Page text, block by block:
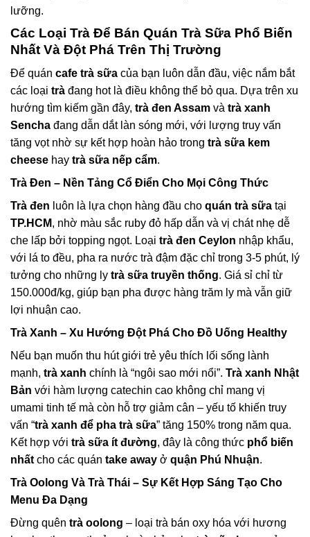
lưỡng.
Các Loại Trà Để Bán Quán Trà Sữa Phổ Biến
Nhất Và Đột Phá Trên Thị Trường
Để quán cafe trà sữa của bạn luôn dẫn đầu, việc nắm bắt
các loại trà đang hot là điều không thể bỏ qua. Dựa trên xu
hướng tìm kiếm gần đây, trà đen Assam và trà xanh
Sencha đang dẫn dắt làn sóng mới, với lượng truy vấn
tăng vọt nhờ sự kết hợp hoàn hảo trong trà sữa kem
cheese hay trà sữa nếp cẩm.
Trà Đen – Nền Tảng Cổ Điển Cho Mọi Công Thức
Trà đen luôn là lựa chọn hàng đầu cho quán trà sữa tại
TP.HCM, nhờ màu sắc ruby đỏ hấp dẫn và vị chát nhẹ dễ
che lấp bởi topping ngọt. Loại trà đen Ceylon nhập khẩu,
với lá to đều, pha ra nước trà đậm đặc chỉ trong 3-5 phút, lý
tưởng cho những ly trà sữa truyền thống. Giá sỉ chỉ từ
150.000đ/kg, giúp bạn pha được hàng trăm ly mà vẫn giữ
lợi nhuận cao.
Trà Xanh – Xu Hướng Đột Phá Cho Đồ Uống Healthy
Nếu bạn muốn thu hút giới trẻ yêu thích lối sống lành
mạnh, trà xanh chính là “ngôi sao mới nổi”. Trà xanh Nhật
Bản với hàm lượng catechin cao không chỉ mang vị
umami tinh tế mà còn hỗ trợ giảm cân – yếu tố khiến truy
vấn “trà xanh để pha trà sữa” tăng 150% trong năm qua.
Kết hợp với trà sữa ít đường, đây là công thức phổ biến
nhất cho các quán take away ở quận Phú Nhuận.
Trà Oolong Và Trà Thái – Sự Kết Hợp Sáng Tạo Cho
Menu Đa Dạng
Đừng quên trà oolong – loại trà bán oxy hóa với hương